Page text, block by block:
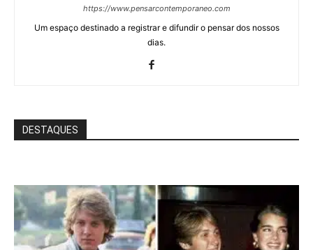
https://www.pensarcontemporaneo.com
Um espaço destinado a registrar e difundir o pensar dos nossos
dias.
DESTAQUES